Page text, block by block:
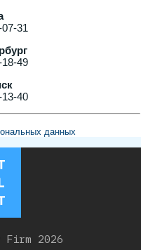
31
49
40
данных
Firm 2026